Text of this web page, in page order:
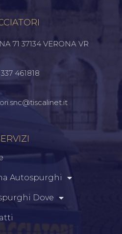
71 37134 VERONA VR
337 461818
Autospurghi
Dove